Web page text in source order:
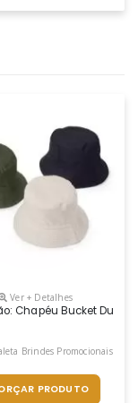
Sem Foro,
Ver + Detalhes
Chapéu Bucket Dupla
Brindes Promocionais
PRODUTO